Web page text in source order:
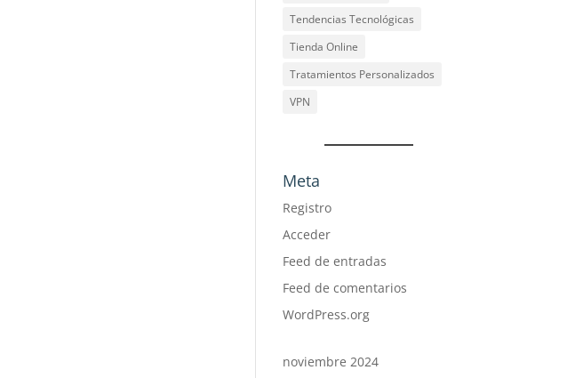
Tendencias Tecnológicas
Tienda Online
Tratamientos Personalizados
VPN
Meta
Registro
Acceder
Feed de entradas
Feed de comentarios
WordPress.org
noviembre 2024